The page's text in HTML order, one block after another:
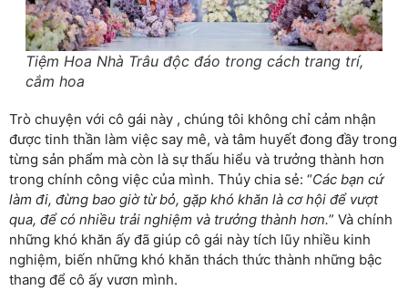
Tiệm Hoa Nhà Trâu độc đáo trong cách trang trí,
cắm hoa
Trò chuyện với cô gái này , chúng tôi không chỉ cảm nhận
được tinh thần làm việc say mê, và tâm huyết đong đầy trong
từng sản phẩm mà còn là sự thấu hiểu và trưởng thành hơn
trong chính công việc của mình. Thủy chia sẻ: “Các bạn cứ
làm đi, đừng bao giờ từ bỏ, gặp khó khăn là cơ hội để vượt
qua, để có nhiều trải nghiệm và trưởng thành hơn.” Và chính
những khó khăn ấy đã giúp cô gái này tích lũy nhiều kinh
nghiệm, biến những khó khăn thách thức thành những bậc
thang để cô ấy vươn mình.